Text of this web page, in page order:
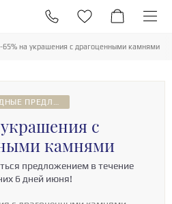
-65% на украшения с драгоценными камнями
ВЫГОДНЫЕ ПРЕДЛОЖЕНИЯ
с
камнями
предложением в течение
6 дней июня!